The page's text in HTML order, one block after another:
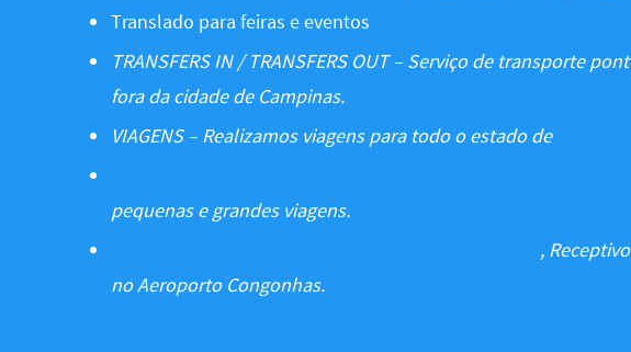
Translado para feiras e eventos
TRANSFERS IN / TRANSFERS OUT – Serviço de transporte
fora da cidade de Campinas.
VIAGENS – Realizamos viagens para todo o estado de
pequenas e grandes viagens.
,
no Aeroporto Congonhas.